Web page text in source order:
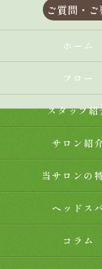
ご質問・
ホーム
フロー
スタッフ紹
サロン紹
当サロンの
ヘッドスパ
コラム